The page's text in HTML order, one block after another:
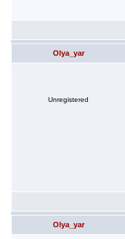
Olya_yar
Unregistered
Olya_yar